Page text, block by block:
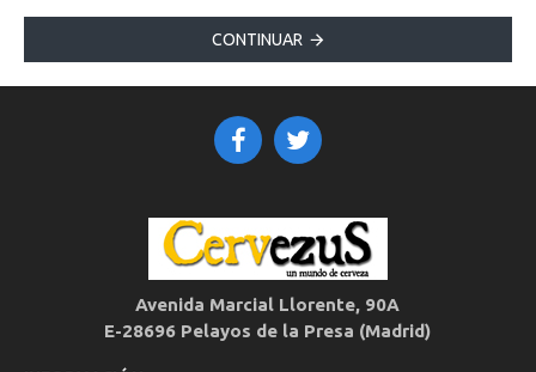
CONTINUAR
Avenida Marcial Llorente, 90A
E-28696 Pelayos de la Presa (Madrid)